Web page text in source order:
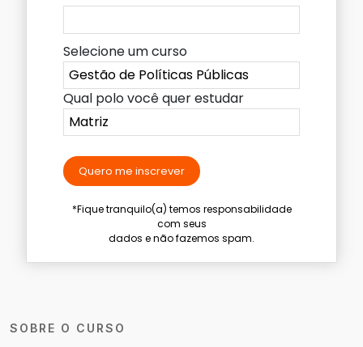
SOBRE O CURSO
Selecione um curso
Qual polo você quer estudar
Quero me inscrever
*Fique tranquilo(a) temos responsabilidade
com seus
dados e não fazemos spam.